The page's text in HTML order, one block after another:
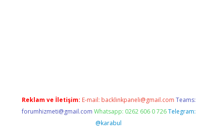
Reklam ve İletişim: E-mail: backlinkpaneli@gmail.com Teams:
forumhizmeti@gmail.com Whatsapp: 0262 606 0 726 Telegram:
@karabul